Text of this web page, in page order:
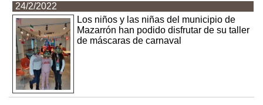
24/2/2022
Los niños y las niñas del municipio de
Mazarrón han podido disfrutar de su taller
de máscaras de carnaval